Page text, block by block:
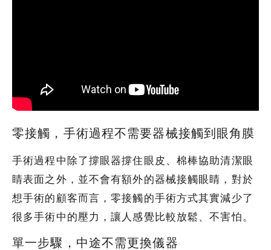
零接觸，手術過程不需要器械接觸到眼角膜
手術過程中除了撐眼器撐住眼皮、棉棒協助清潔眼
睛表面之外，並不會有額外的器械接觸眼睛，對於
想手術的顧客而言，零接觸的手術方式其實減少了
很多手術中的壓力，讓人感覺比較放鬆、不害怕。
單一步驟，中途不需更換儀器